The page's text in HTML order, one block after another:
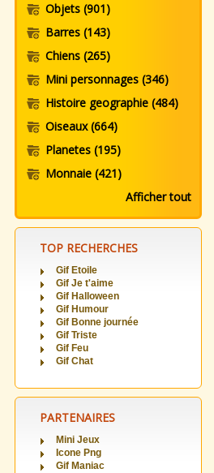
Objets (901)
Barres (143)
Chiens (265)
Mini personnages (346)
Histoire geographie (484)
Oiseaux(664)
Planetes (195)
Monnaie (421)
Afficher tout
TOP RECHERCHES
Gif Etoile
Gif Je t'aime
Gif Halloween
Gif Humour
Gif Bonne journée
Gif Triste
Gif Feu
Gif Chat
PARTENAIRES
Mini Jeux
Icone Png
Gif Maniac